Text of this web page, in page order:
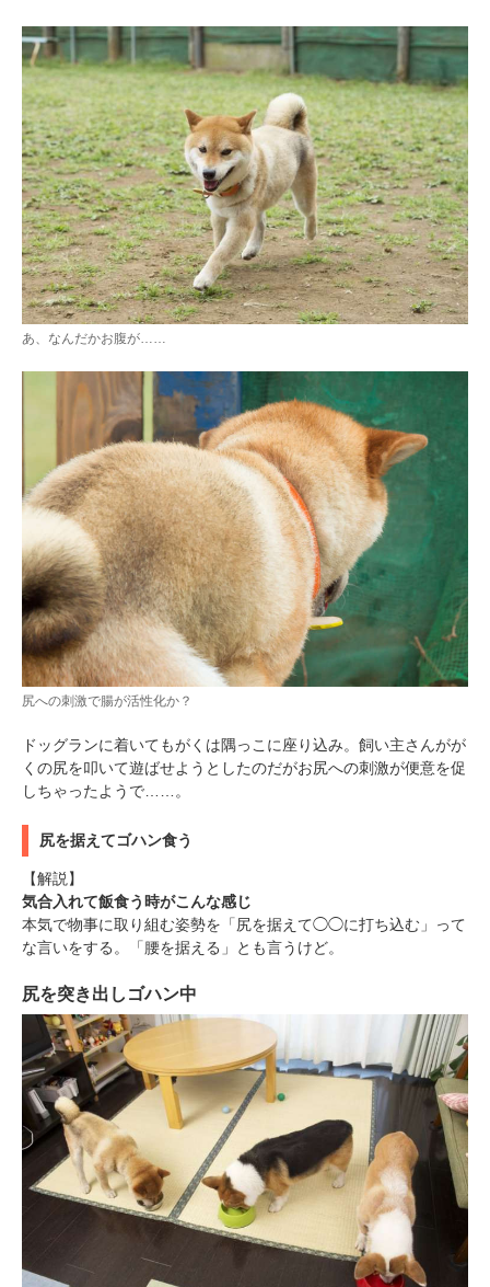
あ、なんだかお腹が……
尻への刺激で腸が活性化か？
ドッグランに着いてもがくは隅っこに座り込み。飼い主さんがが
くの尻を叩いて遊ばせようとしたのだがお尻への刺激が便意を促
しちゃったようで……。
尻を据えてゴハン食う
【解説】
気合入れて飯食う時がこんな感じ
本気で物事に取り組む姿勢を「尻を据えて◯◯に打ち込む」って
な言いをする。「腰を据える」とも言うけど。
尻を突き出しゴハン中